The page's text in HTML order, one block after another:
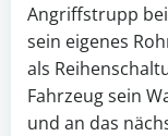
Angriffstrupp
sein eigenes
als
Fahrzeug sein
und an das